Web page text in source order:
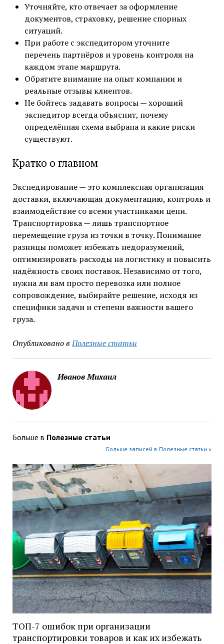
Уточняйте, кто отвечает за оформление
документов, страховку, решение спорных
ситуаций.
При работе с экспедитором уточните
перечень партнёров и уровень контроля на
каждом этапе маршрута.
Обратите внимание на опыт компании и
реальные отзывы клиентов.
Не бойтесь задавать вопросы — хороший
экспедитор всегда объяснит, почему
определённая схема выбрана и какие риски
существуют.
Кратко о главном
Экспедирование — это комплексная организация
доставки, включающая документацию, контроль и
взаимодействие со всеми участниками цепи.
Транспортировка — лишь транспортное
перемещение груза из точки в точку. Понимание
разницы поможет избежать недоразумений,
оптимизировать расходы на логистику и повысить
надёжность своих поставок. Независимо от того,
нужна ли вам просто перевозка или полное
сопровождение, выбирайте решение, исходя из
специфики задачи и степени важности вашего
груза.
Опубликовано в Полезные статьи
Иванов Михаил
Больше в Полезные статьи
Больше записей в Полезные статьи »
ТОП-7 ошибок при организации
транспортировки товаров и как их избежать